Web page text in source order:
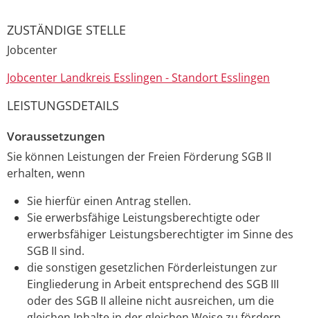
ZUSTÄNDIGE STELLE
Jobcenter
Jobcenter Landkreis Esslingen - Standort Esslingen
LEISTUNGSDETAILS
Voraussetzungen
Sie können Leistungen der Freien Förderung SGB II
erhalten, wenn
Sie hierfür einen Antrag stellen.
Sie erwerbsfähige Leistungsberechtigte oder
erwerbsfähiger Leistungsberechtigter im Sinne des
SGB II sind.
die sonstigen gesetzlichen Förderleistungen zur
Eingliederung in Arbeit entsprechend des SGB III
oder des SGB II alleine nicht ausreichen, um die